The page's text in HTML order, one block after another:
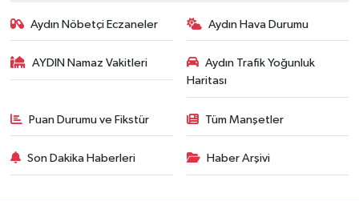
Aydın Nöbetçi Eczaneler Aydın Hava Durumu
AYDIN Namaz Vakitleri
Aydın Trafik Yoğunluk
Haritası
Puan Durumu ve Fikstür Tüm Manşetler
Son Dakika Haberleri Haber Arşivi